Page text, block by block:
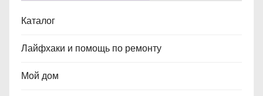
Каталог
Лайфхаки и помощь по ремонту
Мой дом